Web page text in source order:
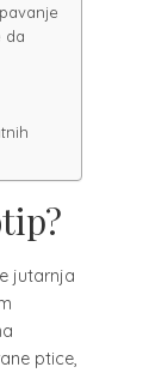
da
jutarnja
ptice,